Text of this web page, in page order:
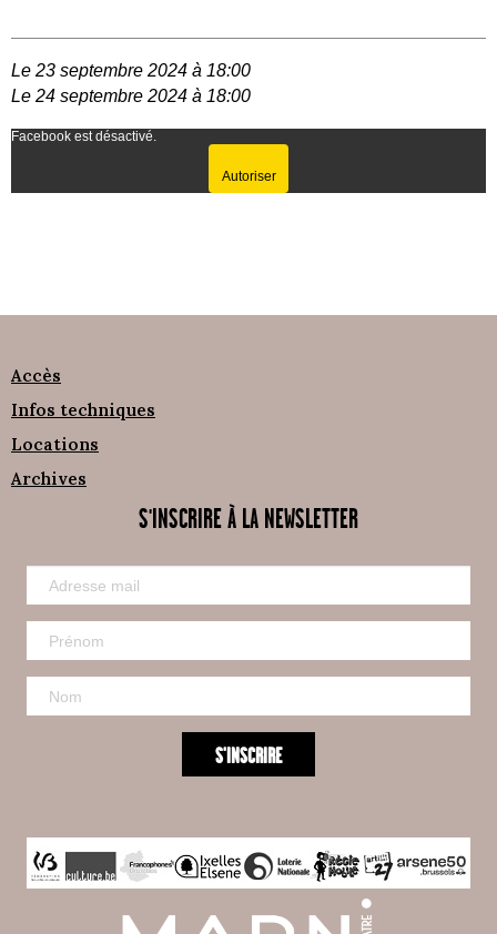
Le 23 septembre 2024 à 18:00
Le 24 septembre 2024 à 18:00
Facebook est désactivé.
Autoriser
Accès
Infos techniques
Locations
Archives
S'INSCRIRE À LA NEWSLETTER